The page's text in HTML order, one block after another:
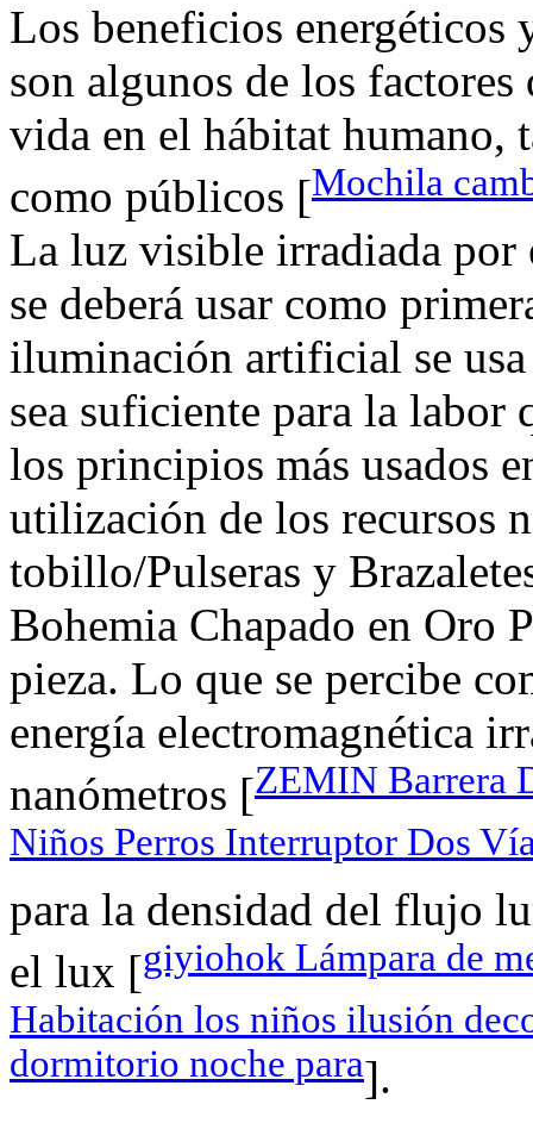
Los beneficios
son algunos de los
vida en el hábitat humano,
como públicos [Mochila
La luz visible irradiada por
se deberá usar como
iluminación artificial se
sea suficiente para la labor
los principios más usados
utilización de los recursos
tobillo/Pulseras y
Bohemia Chapado en Oro
pieza. Lo que se percibe
energía electromagnética
nanómetros [ZEMIN Barrera
Niños Perros Interruptor Dos
para la densidad del flujo
el lux [giyiohok Lámpara de
Habitación los niños ilusión
dormitorio noche para].